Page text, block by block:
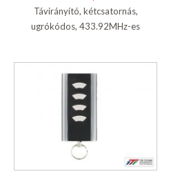
Távirányító, kétcsatornás,
ugrókódos, 433.92MHz-es